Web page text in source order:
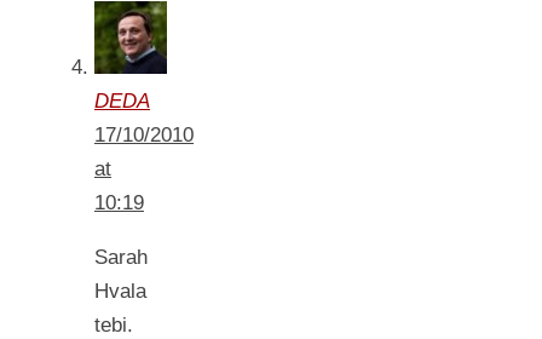
DEDA
17/10/2010
at
10:19
Sarah
Hvala
tebi.